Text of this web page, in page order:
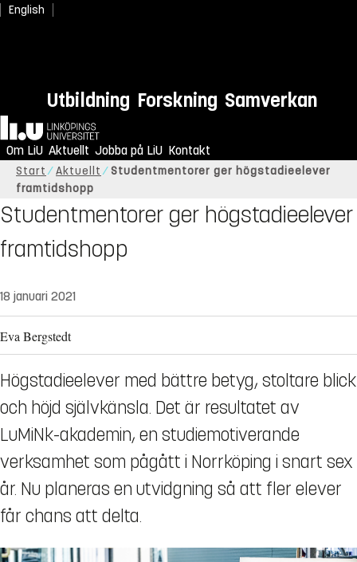
English
Utbildning Forskning Samverkan
Hem
Om LiU Aktuellt Jobba på LiU Kontakt
Start Aktuellt
Studentmentorer ger högstadieelever
framtidshopp
Studentmentorer ger högstadieelever
framtidshopp
18 januari 2021
Eva Bergstedt
Högstadieelever med bättre betyg, stoltare blick
och höjd självkänsla. Det är resultatet av
LuMiNk-akademin, en studiemotiverande
verksamhet som pågått i Norrköping i snart sex
år. Nu planeras en utvidgning så att fler elever
får chans att delta.